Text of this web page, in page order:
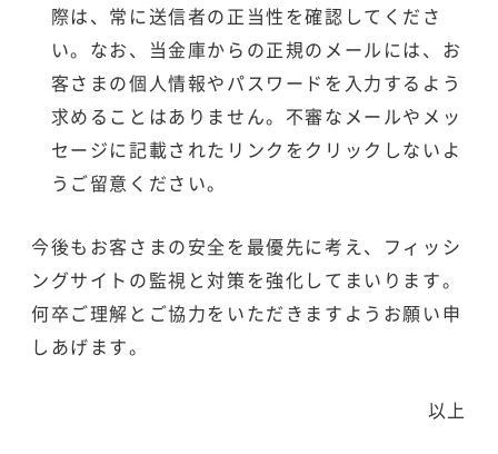
際は、常に送信者の正当性を確認してくださ
い。なお、当金庫からの正規のメールには、お
客さまの個人情報やパスワードを入力するよう
求めることはありません。不審なメールやメッ
セージに記載されたリンクをクリックしないよ
うご留意ください。
今後もお客さまの安全を最優先に考え、フィッシ
ングサイトの監視と対策を強化してまいります。
何卒ご理解とご協力をいただきますようお願い申
しあげます。
以上